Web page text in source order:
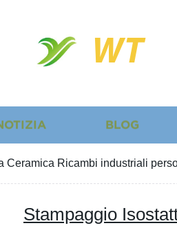
WT
BLOG
Ceramica Ricambi industriali
Stampaggio